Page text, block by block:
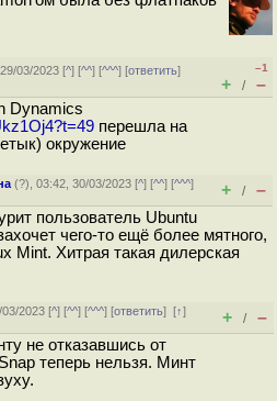
03/2023 [^] [^^] [^^^] [ответить]
–1
+ / –
Dynamics
перешла на
окружение
(?), 03:42, 30/03/2023 [^] [^^] [^^^]
+ / –
пользователь Ubuntu
чего-то ещё более мятного,
Mint. Хитрая такая дилерская
2023 [^] [^^] [^^^] [ответить][↑]
+ / –
не отказавшись от
теперь нельзя. Минт